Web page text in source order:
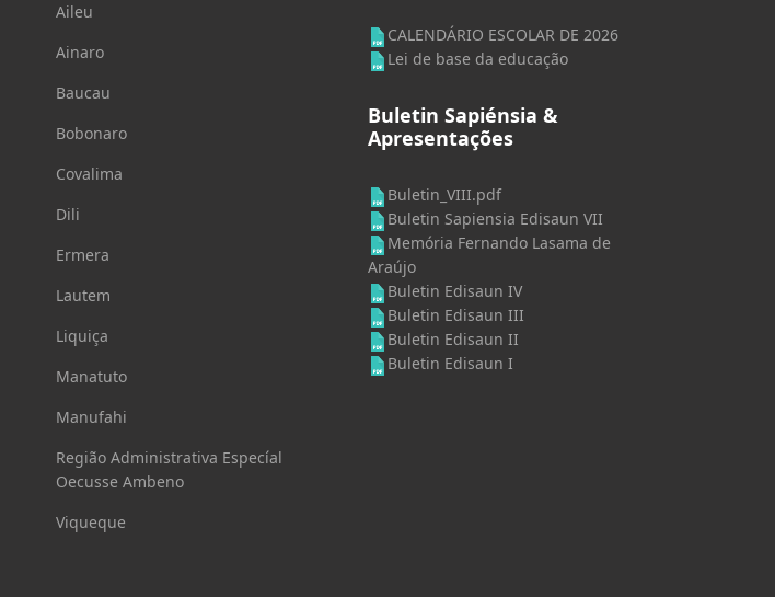
Aileu
Ainaro
Baucau
Bobonaro
Covalima
Dili
Ermera
Lautem
Liquiça
Manatuto
Manufahi
Região Administrativa Especíal
Oecusse Ambeno
Viqueque
CALENDÁRIO ESCOLAR DE 2026
Lei de base da educação
Buletin Sapiénsia &
Apresentações
Buletin_VIII.pdf
Buletin Sapiensia Edisaun VII
Memória Fernando Lasama de
Araújo
Buletin Edisaun IV
Buletin Edisaun III
Buletin Edisaun II
Buletin Edisaun I